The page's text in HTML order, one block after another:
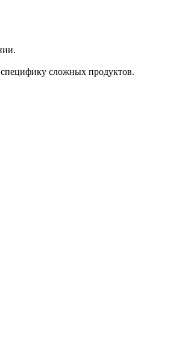
сложных продуктов.